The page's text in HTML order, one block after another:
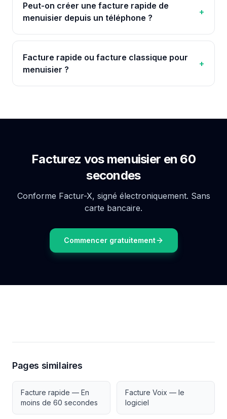
Peut-on créer une facture rapide de
menuisier depuis un téléphone ?
+
Facture rapide ou facture classique pour
menuisier ?
+
Facturez vos menuisier en 60
secondes
Conforme Factur-X, signé électroniquement. Sans
carte bancaire.
Commencer gratuitement
Pages similaires
Facture rapide — En
moins de 60 secondes
Facture Voix — le
logiciel